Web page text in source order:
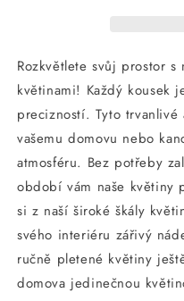
Rozkvětlete svůj prostor
květinami! Každý kousek
precizností. Tyto
vašemu domovu nebo
atmosféru. Bez potřeby
období vám naše květiny
si z naší široké škály
svého interiéru zářivý
ručně pletené květiny
domova jedinečnou